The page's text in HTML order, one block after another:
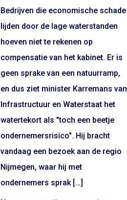
Bedrijven die economische schade
lijden door de lage waterstanden
hoeven niet te rekenen op
compensatie van het kabinet. Er is
geen sprake van een natuurramp,
en dus ziet minister Karremans van
Infrastructuur en Waterstaat het
watertekort als "toch een beetje
ondernemersrisico". Hij bracht
vandaag een bezoek aan de regio
Nijmegen, waar hij met
ondernemers sprak […]